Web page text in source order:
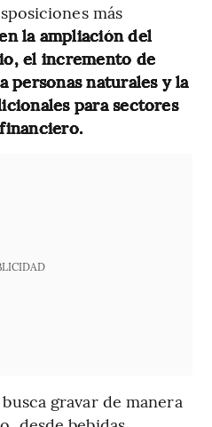
más
la ampliación del
el incremento de
personas naturales y la
para sectores
gravar de manera